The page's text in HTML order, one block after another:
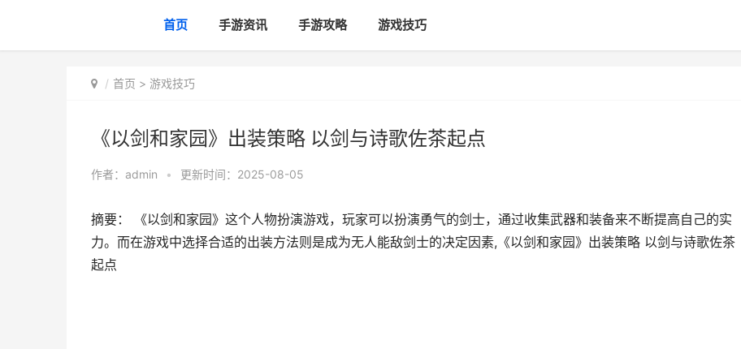
首页 手游资讯 手游攻略 游戏技巧
首页 > 游戏技巧
《以剑和家园》出装策略 以剑与诗歌佐茶起点
作者： admin • 更新时间：2025-08-05
摘要： 《以剑和家园》这个人物扮演游戏，玩家可以扮演勇气的剑士，通过收集武器和装备来不断提高自己的实
力。而在游戏中选择合适的出装方法则是成为无人能敌剑士的决定因素,《以剑和家园》出装策略 以剑与诗歌佐茶
起点